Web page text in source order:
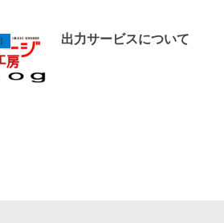
出力サービスについて